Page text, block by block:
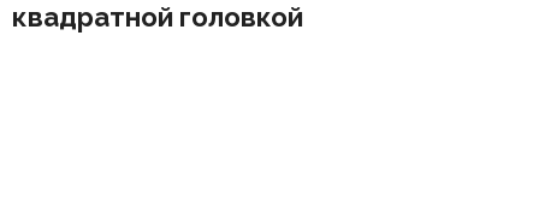
квадратной головкой